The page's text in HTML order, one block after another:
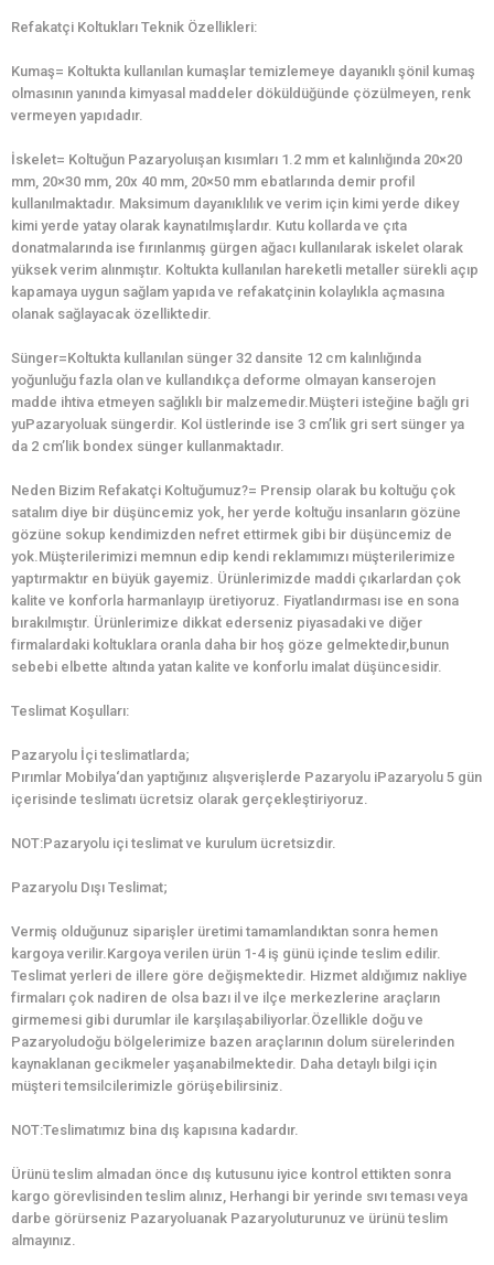
Refakatçi Koltukları Teknik Özellikleri:
Kumaş= Koltukta kullanılan kumaşlar temizlemeye dayanıklı şönil kumaş
olmasının yanında kimyasal maddeler döküldüğünde çözülmeyen, renk
vermeyen yapıdadır.
İskelet= Koltuğun Pazaryoluışan kısımları 1.2 mm et kalınlığında 20×20
mm, 20×30 mm, 20x 40 mm, 20×50 mm ebatlarında demir profil
kullanılmaktadır. Maksimum dayanıklılık ve verim için kimi yerde dikey
kimi yerde yatay olarak kaynatılmışlardır. Kutu kollarda ve çıta
donatmalarında ise fırınlanmış gürgen ağacı kullanılarak iskelet olarak
yüksek verim alınmıştır. Koltukta kullanılan hareketli metaller sürekli açıp
kapamaya uygun sağlam yapıda ve refakatçinin kolaylıkla açmasına
olanak sağlayacak özelliktedir.
Sünger=Koltukta kullanılan sünger 32 dansite 12 cm kalınlığında
yoğunluğu fazla olan ve kullandıkça deforme olmayan kanserojen
madde ihtiva etmeyen sağlıklı bir malzemedir.Müşteri isteğine bağlı gri
yuPazaryoluak süngerdir. Kol üstlerinde ise 3 cm’lik gri sert sünger ya
da 2 cm’lik bondex sünger kullanmaktadır.
Neden Bizim Refakatçi Koltuğumuz?= Prensip olarak bu koltuğu çok
satalım diye bir düşüncemiz yok, her yerde koltuğu insanların gözüne
gözüne sokup kendimizden nefret ettirmek gibi bir düşüncemiz de
yok.Müşterilerimizi memnun edip kendi reklamımızı müşterilerimize
yaptırmaktır en büyük gayemiz. Ürünlerimizde maddi çıkarlardan çok
kalite ve konforla harmanlayıp üretiyoruz. Fiyatlandırması ise en sona
bırakılmıştır. Ürünlerimize dikkat ederseniz piyasadaki ve diğer
firmalardaki koltuklara oranla daha bir hoş göze gelmektedir,bunun
sebebi elbette altında yatan kalite ve konforlu imalat düşüncesidir.
Teslimat Koşulları:
Pazaryolu İçi teslimatlarda;
Pırımlar Mobilya‘dan yaptığınız alışverişlerde Pazaryolu iPazaryolu 5 gün
içerisinde teslimatı ücretsiz olarak gerçekleştiriyoruz.
NOT:Pazaryolu içi teslimat ve kurulum ücretsizdir.
Pazaryolu Dışı Teslimat;
Vermiş olduğunuz siparişler üretimi tamamlandıktan sonra hemen
kargoya verilir.Kargoya verilen ürün 1-4 iş günü içinde teslim edilir.
Teslimat yerleri de illere göre değişmektedir. Hizmet aldığımız nakliye
firmaları çok nadiren de olsa bazı il ve ilçe merkezlerine araçların
girmemesi gibi durumlar ile karşılaşabiliyorlar.Özellikle doğu ve
Pazaryoludoğu bölgelerimize bazen araçlarının dolum sürelerinden
kaynaklanan gecikmeler yaşanabilmektedir. Daha detaylı bilgi için
müşteri temsilcilerimizle görüşebilirsiniz.
NOT:Teslimatımız bina dış kapısına kadardır.
Ürünü teslim almadan önce dış kutusunu iyice kontrol ettikten sonra
kargo görevlisinden teslim alınız, Herhangi bir yerinde sıvı teması veya
darbe görürseniz Pazaryoluanak Pazaryoluturunuz ve ürünü teslim
almayınız.